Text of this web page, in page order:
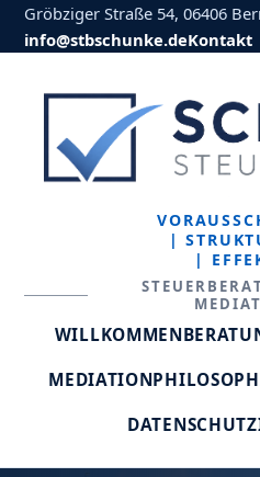
Gröbziger Straße 54, 06406
info@stbschunke.deKontakt
|
|
WILLKOMMEN
MEDIATION
DATENSCHUTZ